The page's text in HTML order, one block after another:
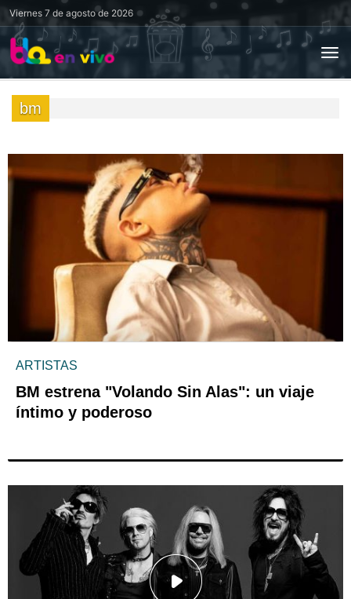
Viernes 7 de agosto de 2026
bm
ARTISTAS
BM estrena "Volando Sin Alas": un viaje
íntimo y poderoso